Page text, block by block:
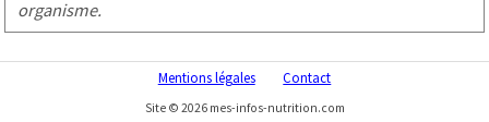
organisme.
Mentions légales Contact
Site © 2026 mes-infos-nutrition.com